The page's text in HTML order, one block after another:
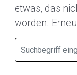
etwas, das
worden.